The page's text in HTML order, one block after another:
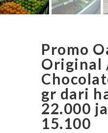
Promo
Original
gr dari
22.000
15.100